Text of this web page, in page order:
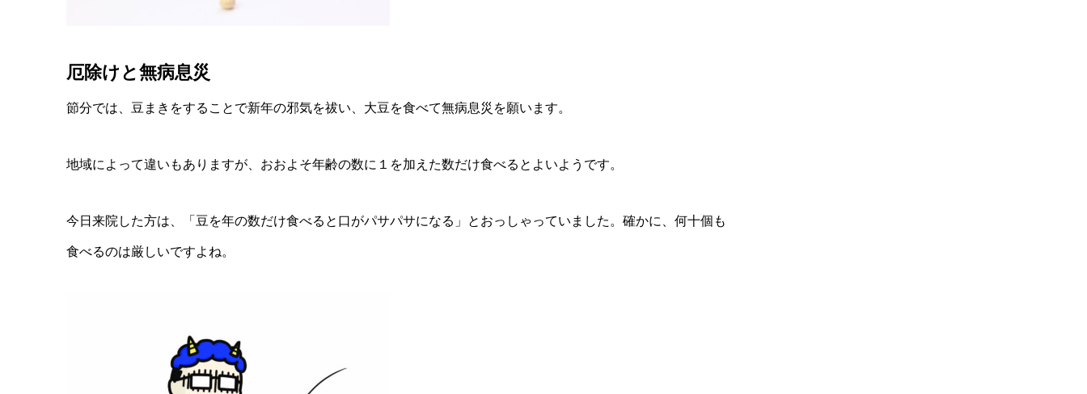
厄除けと無病息災
節分では、豆まきをすることで新年の邪気を祓い、大豆を食べて無病息災を願います。
地域によって違いもありますが、おおよそ年齢の数に１を加えた数だけ食べるとよいようです。
今日来院した方は、「豆を年の数だけ食べると口がパサパサになる」とおっしゃっていました。確かに、何十個も
食べるのは厳しいですよね。